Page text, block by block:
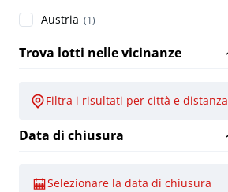
Austria (1)
Trova lotti nelle vicinanze
Filtra i risultati per città e distanza
Data di chiusura
Selezionare la data di chiusura